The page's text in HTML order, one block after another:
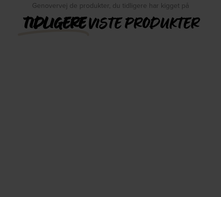
Genovervej de produkter, du tidligere har kigget på
TIDLIGEREVISTE PRODUKTER